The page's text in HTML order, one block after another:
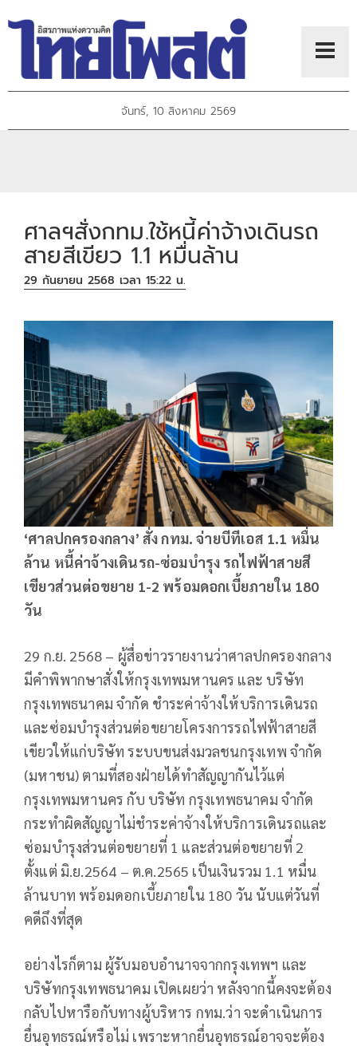
จันทร์, 10 สิงหาคม 2569
ศาลฯสั่งกทม.ใช้หนี้ค่าจ้างเดินรถ
สายสีเขียว 1.1 หมื่นล้าน
29 กันยายน 2568 เวลา 15:22 น.
‘ศาลปกครองกลาง’ สั่ง กทม. จ่ายบีทีเอส 1.1 หมื่น
ล้าน หนี้ค่าจ้างเดินรถ-ซ่อมบำรุง รถไฟฟ้าสายสี
เขียวส่วนต่อขยาย 1-2 พร้อมดอกเบี้ยภายใน 180
วัน
29 ก.ย. 2568 – ผู้สื่อข่าวรายงานว่าศาลปกครองกลาง
มีคำพิพากษาสั่งให้กรุงเทพมหานคร และ บริษัท
กรุงเทพธนาคม จำกัด ชำระค่าจ้างให้บริการเดินรถ
และซ่อมบำรุงส่วนต่อขยายโครงการรถไฟฟ้าสายสี
เขียวให้แก่บริษัท ระบบขนส่งมวลชนกรุงเทพ จำกัด
(มหาชน) ตามที่สองฝ่ายได้ทำสัญญากันไว้แต่
กรุงเทพมหานคร กับ บริษัท กรุงเทพธนาคม จำกัด
กระทำผิดสัญญาไม่ชำระค่าจ้างให้บริการเดินรถและ
ซ่อมบำรุงส่วนต่อขยายที่ 1 และส่วนต่อขยายที่ 2
ตั้งแต่ มิ.ย.2564 – ต.ค.2565 เป็นเงินรวม 1.1 หมื่น
ล้านบาท พร้อมดอกเบี้ยภายใน 180 วัน นับแต่วันที่
คดีถึงที่สุด
อย่างไรก็ตาม ผู้รับมอบอำนาจจากกรุงเทพฯ และ
บริษัทกรุงเทพธนาคม เปิดเผยว่า หลังจากนี้คงจะต้อง
กลับไปหารือกับทางผู้บริหาร กทม.ว่า จะดำเนินการ
ยื่นอุทธรณ์หรือไม่ เพราะหากยื่นอุทธรณ์อาจจะต้อง